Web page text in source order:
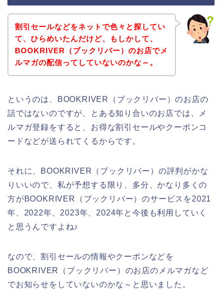
割引セールなどをネットで色々と探してい
て、ひらめいたんだけど、もしかして、
BOOKRIVER（ブックリバー）のお店でメ
ルマガの配信ってしていないのかな～。
というのは、BOOKRIVER（ブックリバー）のお店の
話ではないのですが、とある知り合いのお店では、メ
ルマガ登録をすると、お得な割引セールやクーポンコ
ードなどが送られてくるからです。
それに、BOOKRIVER（ブックリバー）の評判がかな
りいいので、私が予想する限り、多分、かなり多くの
方がBOOKRIVER（ブックリバー）のサービスを2021
年、2022年、2023年、2024年と今後も利用していく
と思うんですよね♪
なので、割引セールの情報やクーポンなどを
BOOKRIVER（ブックリバー）のお店のメルマガなど
でお知らせをしていないのかな～と思いました。